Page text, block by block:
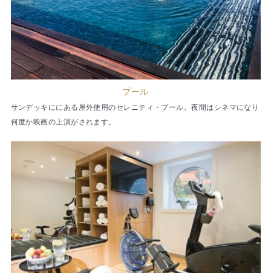
プール
サンデッキににある屋外使用のセレニティ・プール。夜間はシネマになり
何度か映画の上演がされます。